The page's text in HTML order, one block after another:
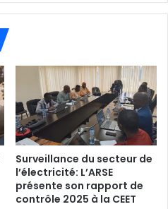
Surveillance du secteur de
l’électricité: L’ARSE
présente son rapport de
contrôle 2025 à la CEET